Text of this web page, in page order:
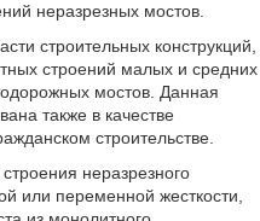
неразрезных мостов.
строительных конструкций,
строений малых и средних
мостов. Данная
также в качестве
строительстве.
неразрезного
или переменной жесткости,